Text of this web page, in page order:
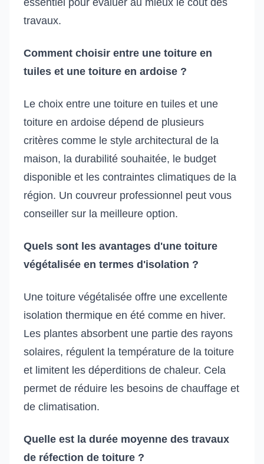
travaux.
Comment choisir entre une toiture en
tuiles et une toiture en ardoise ?
Le choix entre une toiture en tuiles et une
toiture en ardoise dépend de plusieurs
critères comme le style architectural de la
maison, la durabilité souhaitée, le budget
disponible et les contraintes climatiques de la
région. Un couvreur professionnel peut vous
conseiller sur la meilleure option.
Quels sont les avantages d'une toiture
végétalisée en termes d'isolation ?
Une toiture végétalisée offre une excellente
isolation thermique en été comme en hiver.
Les plantes absorbent une partie des rayons
solaires, régulent la température de la toiture
et limitent les déperditions de chaleur. Cela
permet de réduire les besoins de chauffage et
de climatisation.
Quelle est la durée moyenne des travaux
de réfection de toiture ?